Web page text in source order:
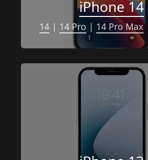
iPhone 14
14 | 14 Pro | 14 Pro Max